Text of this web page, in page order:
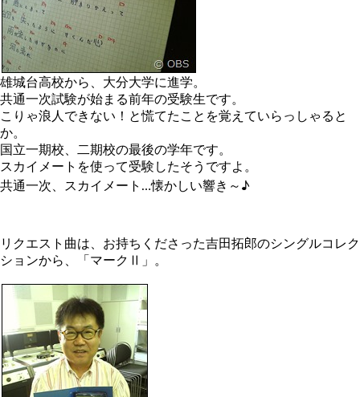
雄城台高校から、大分大学に進学。
共通一次試験が始まる前年の受験生です。
こりゃ浪人できない！と慌てたことを覚えていらっしゃると
か。
国立一期校、二期校の最後の学年です。
スカイメートを使って受験したそうですよ。
共通一次、スカイメート…懐かしい響き～♪
リクエスト曲は、お持ちくださった吉田拓郎のシングルコレク
ションから、「マークⅡ」。